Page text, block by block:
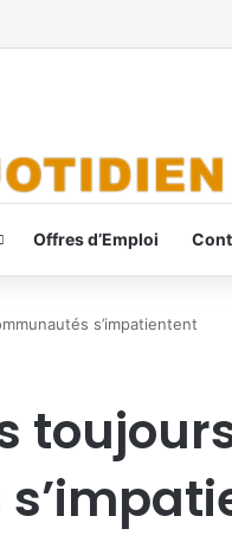
Offres d’Emploi
s’impatientent